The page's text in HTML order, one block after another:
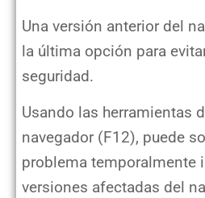
Una versión anterior del
la última opción para
seguridad.
Usando las herramientas
navegador (F12), puede
problema temporalmente
versiones afectadas del